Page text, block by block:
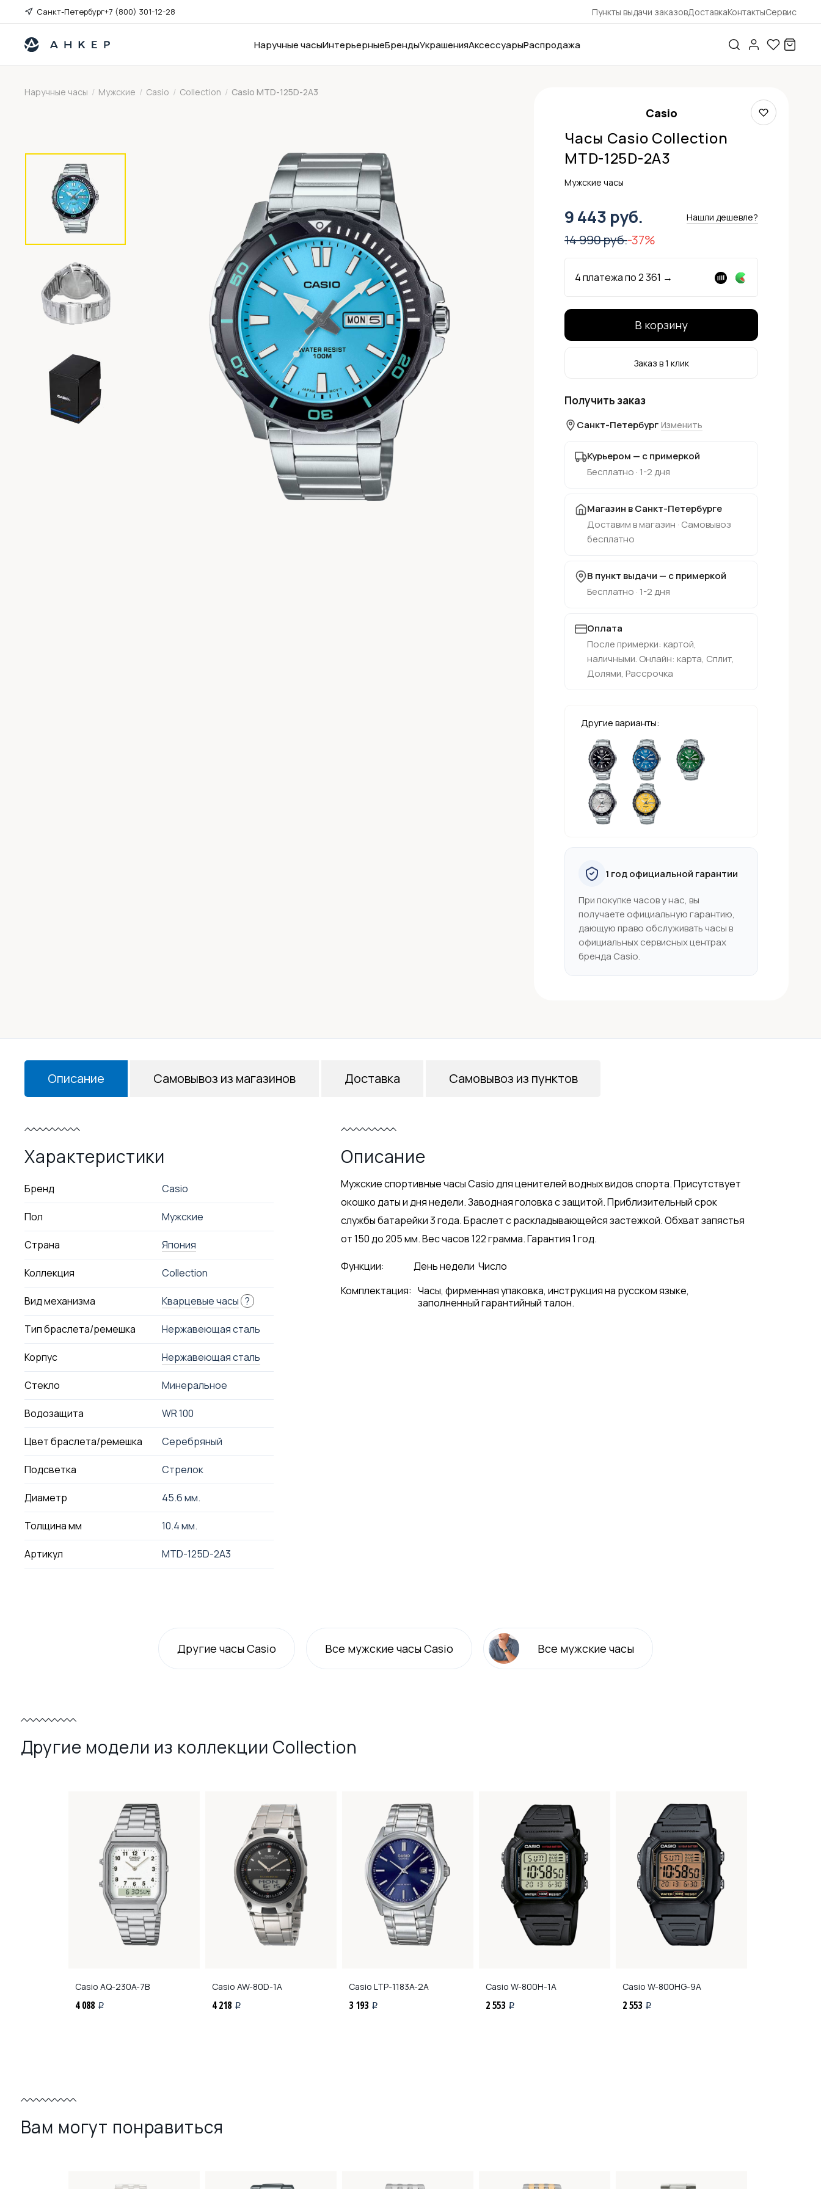
Санкт-Петербург+7 (800) 301-12-28 Пункты выдачи заказовДоставкаКонтактыСервис
Наручные часыИнтерьерныеБрендыУкрашенияАксессуарыРаспродажа
Наручные часы / Мужские / Casio / Collection / Casio MTD-125D-2A3
Casio
Часы Casio Collection
MTD-125D-2A3
Мужские часы
9 443 руб. Нашли дешевле?
14 990 руб.-37%
4 платежа по2 361 →
В корзину
Заказ в 1 клик
Получить заказ
Санкт-Петербург Изменить
Курьером — с примеркой
Бесплатно · 1-2 дня
Магазин в Санкт-Петербурге
Доставим в магазин · Самовывоз
бесплатно
В пункт выдачи — с примеркой
Бесплатно · 1-2 дня
Оплата
После примерки: картой,
наличными. Онлайн: карта, Сплит,
Долями, Рассрочка
Другие варианты:
1 год официальной гарантии
При покупке часов у нас, вы
получаете официальную гарантию,
дающую право обслуживать часы в
официальных сервисных центрах
бренда Casio.
Описание
Характеристики
Бренд Casio
Пол Мужские
Страна Япония
Коллекция Collection
Вид механизма Кварцевые часы ?
Тип браслета/ремешка Нержавеющая сталь
Корпус Нержавеющая сталь
Стекло Минеральное
Водозащита WR 100
Цвет браслета/ремешка Серебряный
Подсветка Стрелок
Диаметр 45.6 мм.
Толщина мм 10.4 мм.
Артикул MTD-125D-2A3
Описание
Мужские спортивные часы Casio для ценителей водных видов спорта. Присутствует
окошко даты и дня недели. Заводная головка с защитой. Приблизительный срок
службы батарейки 3 года. Браслет с раскладывающейся застежкой. Обхват запястья
от 150 до 205 мм. Вес часов 122 грамма. Гарантия 1 год.
Функции: День недели Число
Комплектация: Часы, фирменная упаковка, инструкция на русском языке,
заполненный гарантийный талон.
Самовывоз из магазинов Доставка Самовывоз из пунктов
Другие часы Casio Все мужские часы Casio Все мужские часы
Другие модели из коллекции Collection
Casio AQ-230A-7B
4 088 i
Casio AW-80D-1A
4 218 i
Casio LTP-1183A-2A
3 193 i
Casio W-800H-1A
2 553 i
Casio W-800HG-9A
2 553 i
Вам могут понравиться